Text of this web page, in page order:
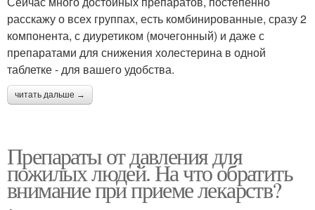
расскажу о всех группах, есть комбинированные, сразу 2
компонента, с диуретиком (мочегонный) и даже с
препаратами для снижения холестерина в одной
таблетке - для вашего удобства.
читать дальше →
Препараты от давления для
пожилых людей. На что обратить
внимание при приеме лекарств?